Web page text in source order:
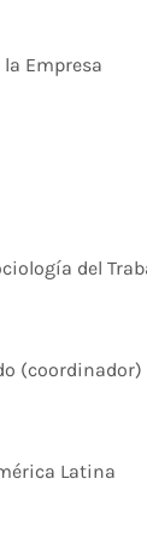
Empresa
del
(coordinador)
Latina